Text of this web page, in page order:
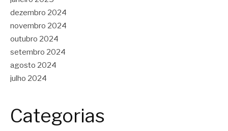
dezembro 2024
novembro 2024
outubro 2024
setembro 2024
agosto 2024
julho 2024
Categorias